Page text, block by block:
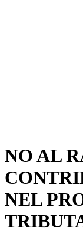
NO AL
NEL